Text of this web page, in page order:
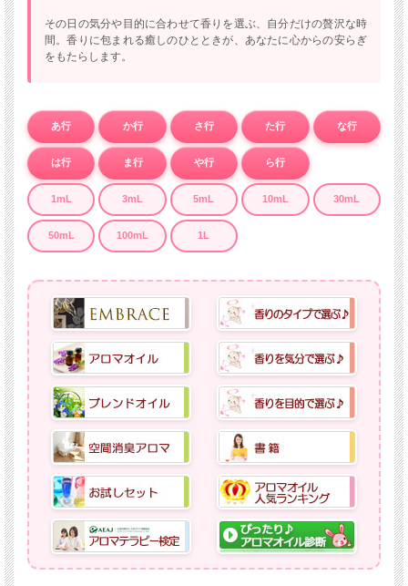
その日の気分や目的に合わせて香りを選ぶ、自分だけの贅沢な時
間。香りに包まれる癒しのひとときが、あなたに心からの安らぎ
をもたらします。
あ行 か行 さ行 た行 な行
は行 ま行 や行 ら行
1mL 3mL 5mL 10mL 30mL
50mL 100mL 1L